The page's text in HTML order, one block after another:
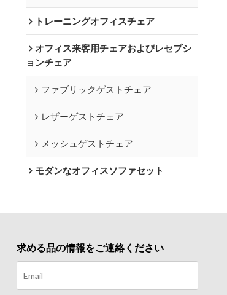
トレーニングオフィスチェア
オフィス来客用チェアおよびレセプシ
ョンチェア
ファブリックゲストチェア
レザーゲストチェア
メッシュゲストチェア
モダンなオフィスソファセット
求める品の情報をご連絡ください